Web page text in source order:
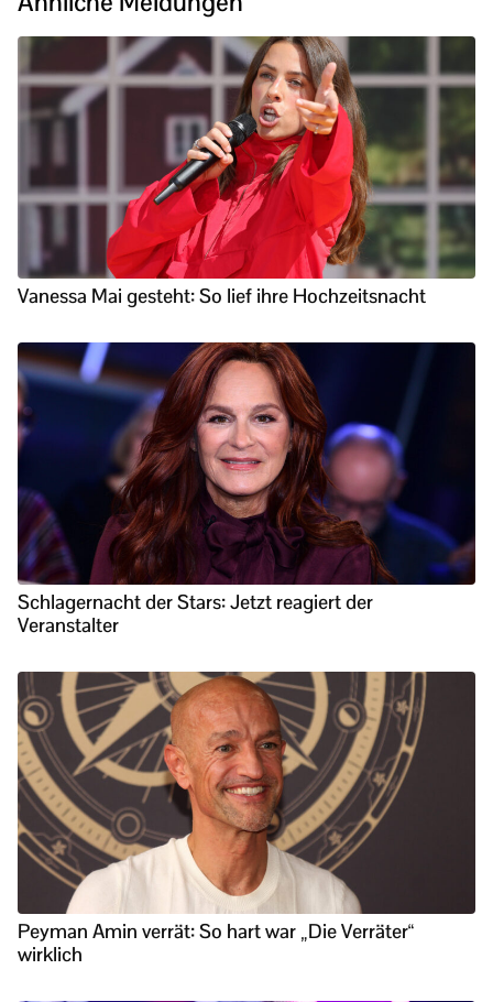
Vanessa Mai gesteht: So lief ihre Hochzeitsnacht
Schlagernacht der Stars: Jetzt reagiert der
Veranstalter
Peyman Amin verrät: So hart war „Die Verräter“
wirklich